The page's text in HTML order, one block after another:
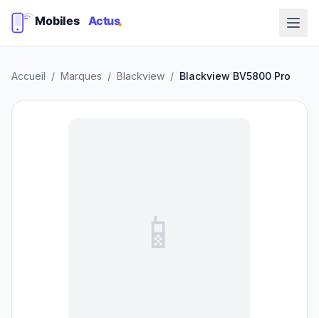
Accueil / Marques / Blackview / Blackview BV5800 Pro
📱